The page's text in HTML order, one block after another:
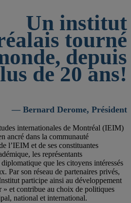
Un institut
tourné
depuis
de 20 ans!
— Bernard Derome, Président
internationales de Montréal (IEIM)
ancré dans la communauté
l’IEIM et de ses constituantes
les représentants
que les citoyens intéressés
Par son réseau de partenaires privés,
participe ainsi au développement
» et contribue au choix de politiques
national et international.